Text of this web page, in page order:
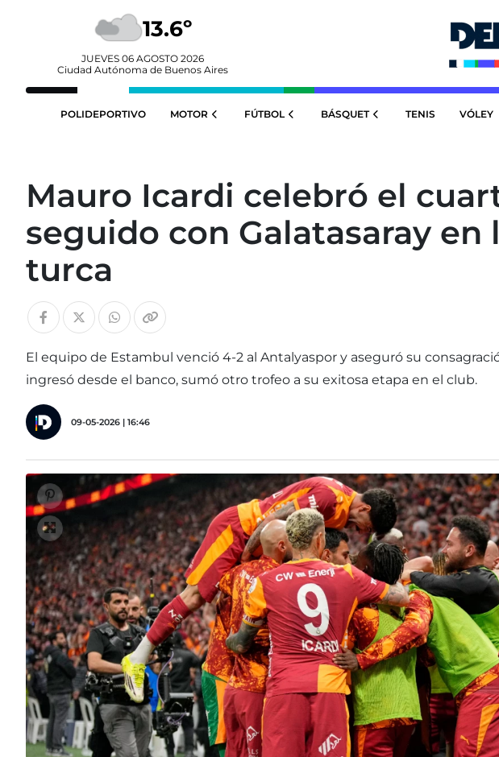
13.6º
JUEVES 06 AGOSTO 2026
Ciudad Autónoma de Buenos Aires
POLIDEPORTIVO MOTOR FÚTBOL BÁSQUET TENIS VÓLEY
Mauro Icardi celebró el
seguido con Galatasaray en
turca
El equipo de Estambul venció 4-2 al Antalyaspor y aseguró su
ingresó desde el banco, sumó otro trofeo a su exitosa etapa en el club.
09-05-2026 | 16:46